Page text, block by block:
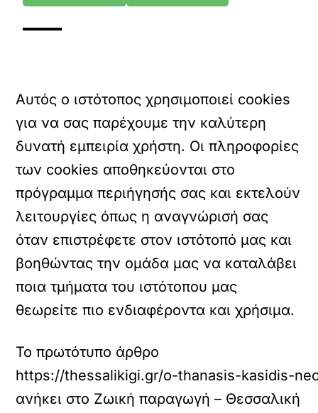
Αυτός ο ιστότοπος χρησιμοποιεί cookies
για να σας παρέχουμε την καλύτερη
δυνατή εμπειρία χρήστη. Οι πληροφορίες
των cookies αποθηκεύονται στο
πρόγραμμα περιήγησής σας και εκτελούν
λειτουργίες όπως η αναγνώρισή σας
όταν επιστρέφετε στον ιστότοπό μας και
βοηθώντας την ομάδα μας να καταλάβει
ποια τμήματα του ιστότοπου μας
θεωρείτε πιο ενδιαφέροντα και χρήσιμα.
Το πρωτότυπο άρθρο
https://thessalikigi.gr/o-thanasis-kasidis-
ανήκει στο Ζωική παραγωγή – Θεσσαλική